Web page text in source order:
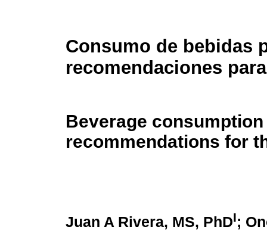
Consumo de bebidas
recomendaciones
Beverage
recommendations for
Juan A Rivera, MS, PhDI;